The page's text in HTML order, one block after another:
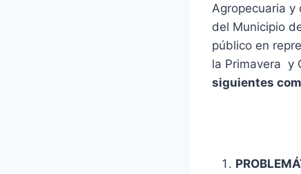
Agropecuaria
del Municipio
público en
la Primavera y
siguientes